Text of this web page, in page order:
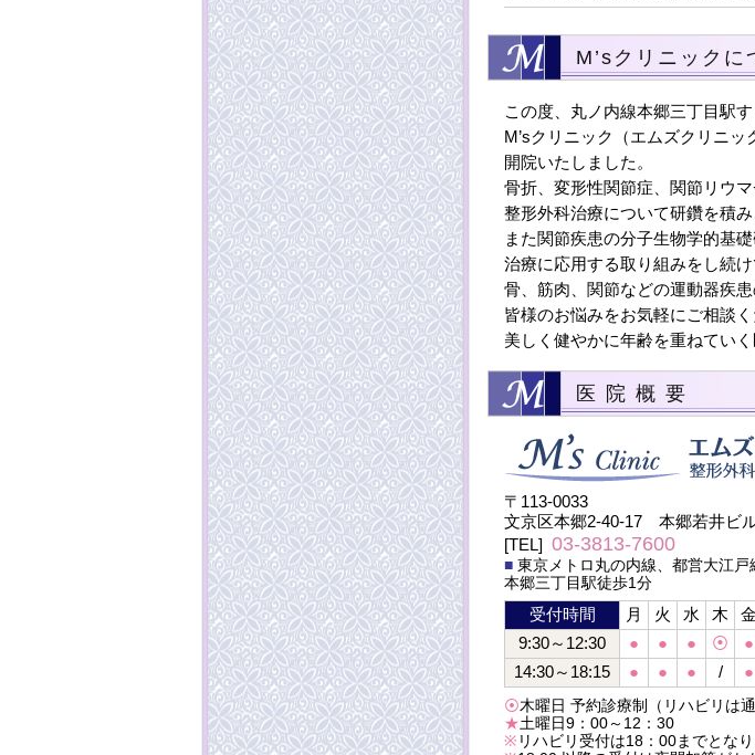
M’sクリニックに
この度、丸ノ内線本郷三丁目駅
M’sクリニック（エムズクリニッ
開院いたしました。
骨折、変形性関節症、関節リウ
整形外科治療について研鑽を積み
また関節疾患の分子生物学的基
治療に応用する取り組みをし続け
骨、筋肉、関節などの運動器疾患
皆様のお悩みをお気軽にご相談く
美しく健やかに年齢を重ねていく
医 院 概 要
〒113-0033
文京区本郷2-40-17 本郷若井ビ
[TEL] 03-3813-7600
■ 東京メトロ丸の内線、都営大江戸
本郷三丁目駅徒歩1分
受付時間 月 火 水 木 金
9:30～12:30
● ● ● ⦿ ●
14:30～18:15
● ● ● / ●
⦿木曜日 予約診療制（リハビリは通
★土曜日9：00～12：30
※ リハビリ受付は18：00までとなり